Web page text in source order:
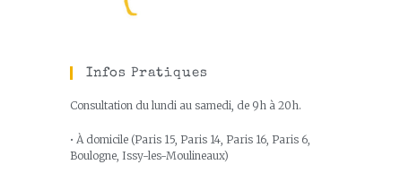
Infos Pratiques
Consultation du lundi au samedi, de 9h à 20h.
• À domicile (Paris 15, Paris 14, Paris 16, Paris 6,
Boulogne, Issy-les-Moulineaux)